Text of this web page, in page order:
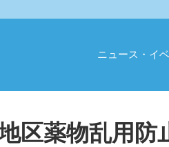
ニュース・イ
区薬物乱用防